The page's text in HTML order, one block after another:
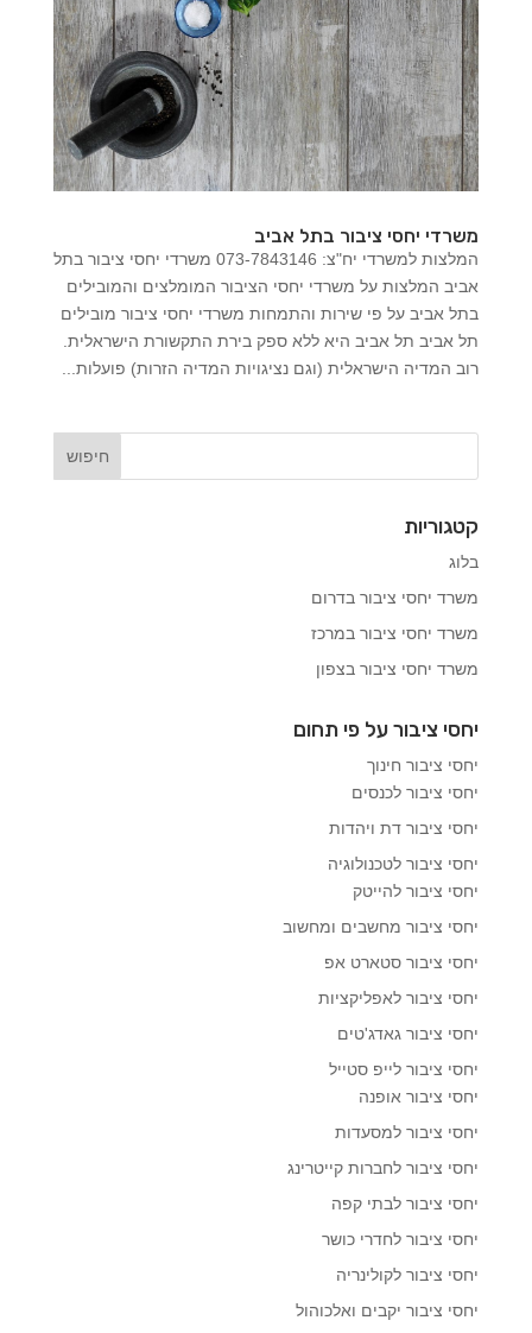
משרדי יחסי ציבור בתל אביב
המלצות למשרדי יח"צ: 073-7843146 משרדי יחסי ציבור בתל
אביב המלצות על משרדי יחסי הציבור המומלצים והמובילים
בתל אביב על פי שירות והתמחות משרדי יחסי ציבור מובילים
תל אביב תל אביב היא ללא ספק בירת התקשורת הישראלית.
רוב המדיה הישראלית (וגם נציגויות המדיה הזרות) פועלות...
קטגוריות
בלוג
משרד יחסי ציבור בדרום
משרד יחסי ציבור במרכז
משרד יחסי ציבור בצפון
יחסי ציבור על פי תחום
יחסי ציבור חינוך
יחסי ציבור לכנסים
יחסי ציבור דת ויהדות
יחסי ציבור לטכנולוגיה
יחסי ציבור להייטק
יחסי ציבור מחשבים ומחשוב
יחסי ציבור סטארט אפ
יחסי ציבור לאפליקציות
יחסי ציבור גאדג'טים
יחסי ציבור לייפ סטייל
יחסי ציבור אופנה
יחסי ציבור למסעדות
יחסי ציבור לחברות קייטרינג
יחסי ציבור לבתי קפה
יחסי ציבור לחדרי כושר
יחסי ציבור לקולינריה
יחסי ציבור יקבים ואלכוהול